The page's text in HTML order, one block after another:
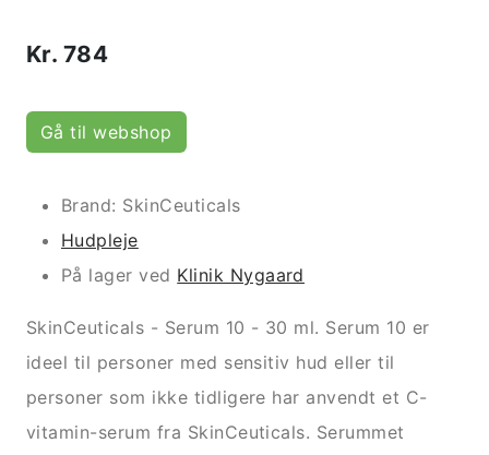
Kr. 784
Gå til webshop
Brand: SkinCeuticals
Hudpleje
På lager ved Klinik Nygaard
SkinCeuticals - Serum 10 - 30 ml. Serum 10 er
ideel til personer med sensitiv hud eller til
personer som ikke tidligere har anvendt et C-
vitamin-serum fra SkinCeuticals. Serummet